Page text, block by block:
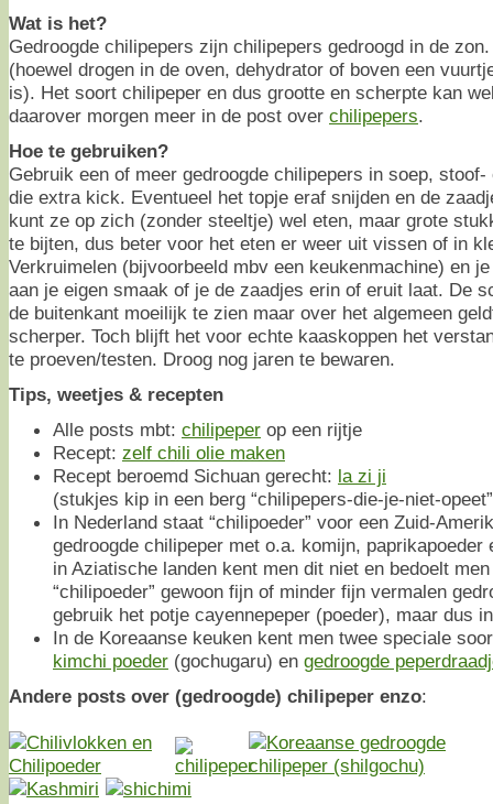
Wat is het?
Gedroogde chilipepers zijn chilipepers gedroogd in de
(hoewel drogen in de oven, dehydrator of boven een
is). Het soort chilipeper en dus grootte en scherpte kan
daarover morgen meer in de post over chilipepers.
Hoe te gebruiken?
Gebruik een of meer gedroogde chilipepers in soep,
die extra kick. Eventueel het topje eraf snijden en de
kunt ze op zich (zonder steeltje) wel eten, maar grote
te bijten, dus beter voor het eten er weer uit vissen of in
Verkruimelen (bijvoorbeeld mbv een keukenmachine) en
aan je eigen smaak of je de zaadjes erin of eruit laat. De
de buitenkant moeilijk te zien maar over het algemeen
scherper. Toch blijft het voor echte kaaskoppen het
te proeven/testen. Droog nog jaren te bewaren.
Tips, weetjes & recepten
Alle posts mbt: chilipeper op een rijtje
Recept: zelf chili olie maken
Recept beroemd Sichuan gerecht: la zi ji
(stukjes kip in een berg “chilipepers-die-je-niet-
In Nederland staat “chilipoeder” voor een Zuid-
gedroogde chilipeper met o.a. komijn, paprikapoeder
in Aziatische landen kent men dit niet en bedoelt
“chilipoeder” gewoon fijn of minder fijn vermalen
gebruik het potje cayennepeper (poeder), maar dus
In de Koreaanse keuken kent men twee speciale
kimchi poeder (gochugaru) en gedroogde
Andere posts over (gedroogde) chilipeper enzo: